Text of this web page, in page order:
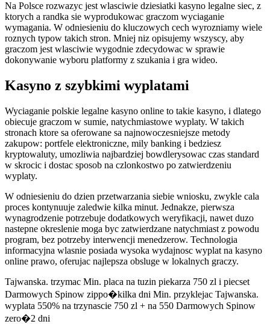
Na Polsce rozwazyc jest wlasciwie dziesiatki kasyno legalne siec, z
ktorych a randka sie wyprodukowac graczom wyciaganie
wymagania. W odniesieniu do kluczowych cech wyrozniamy wiele
roznych typow takich stron. Mniej niz opisujemy wszyscy, aby
graczom jest wlasciwie wygodnie zdecydowac w sprawie
dokonywanie wyboru platformy z szukania i gra wideo.
Kasyno z szybkimi wyplatami
Wyciaganie polskie legalne kasyno online to takie kasyno, i dlatego
obiecuje graczom w sumie, natychmiastowe wyplaty. W takich
stronach ktore sa oferowane sa najnowoczesniejsze metody
zakupow: portfele elektroniczne, mily banking i bedziesz
kryptowaluty, umozliwia najbardziej bowdlerysowac czas standard
w skrocic i dostac sposob na czlonkostwo po zatwierdzeniu
wyplaty.
W odniesieniu do dzien przetwarzania siebie wniosku, zwykle cala
proces kontynuuje zaledwie kilka minut. Jednakze, pierwsza
wynagrodzenie potrzebuje dodatkowych weryfikacji, nawet duzo
nastepne okreslenie moga byc zatwierdzane natychmiast z powodu
program, bez potrzeby interwencji menedzerow. Technologia
informacyjna wlasnie posiada wysoka wydajnosc wyplat na kasyno
online prawo, oferujac najlepsza obsluge w lokalnych graczy.
Tajwanska. trzymac Min. placa na tuzin piekarza 750 zl i piecset
Darmowych Spinow zippo�kilka dni Min. przyklejac Tajwanska.
wyplata 550% na trzynascie 750 zl + na 550 Darmowych Spinow
zero�2 dni